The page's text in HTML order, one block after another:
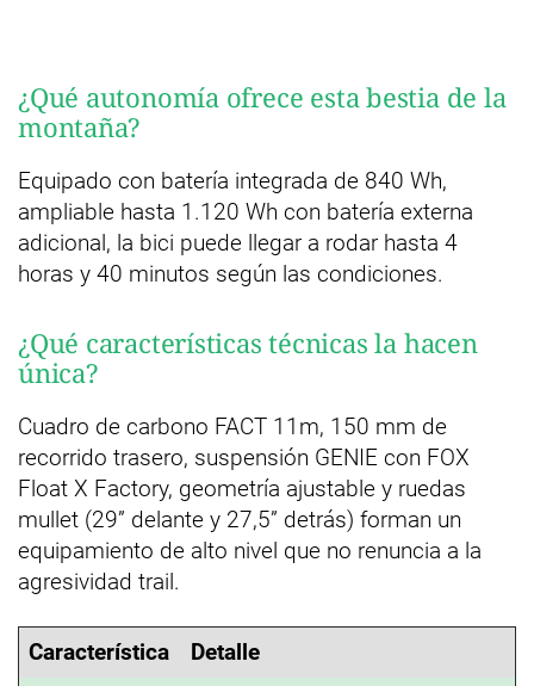
¿Qué autonomía ofrece esta bestia de la
montaña?
Equipado con batería integrada de 840 Wh,
ampliable hasta 1.120 Wh con batería externa
adicional, la bici puede llegar a rodar hasta 4
horas y 40 minutos según las condiciones.
¿Qué características técnicas la hacen
única?
Cuadro de carbono FACT 11m, 150 mm de
recorrido trasero, suspensión GENIE con FOX
Float X Factory, geometría ajustable y ruedas
mullet (29” delante y 27,5” detrás) forman un
equipamiento de alto nivel que no renuncia a la
agresividad trail.
Característica
Detalle